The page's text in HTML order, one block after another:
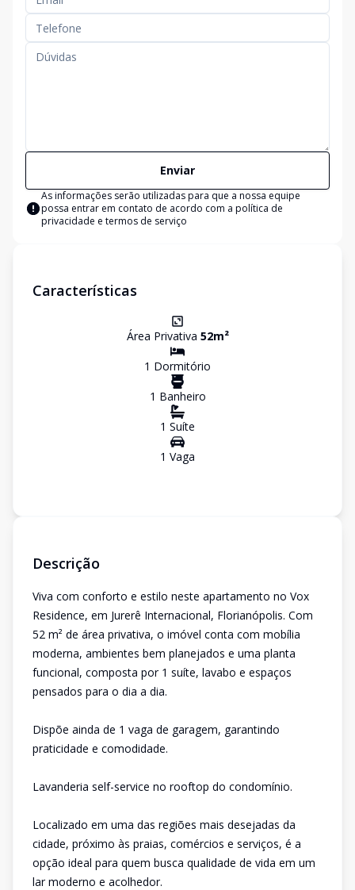
Enviar
As informações serão utilizadas para que a nossa equipe
possa entrar em contato de acordo com a política de
privacidade e termos de serviço
Características
Área Privativa 52m²
1 Dormitório
1 Banheiro
1 Suíte
1 Vaga
Descrição
Viva com conforto e estilo neste apartamento no Vox
Residence, em Jurerê Internacional, Florianópolis. Com
52 m² de área privativa, o imóvel conta com mobília
moderna, ambientes bem planejados e uma planta
funcional, composta por 1 suíte, lavabo e espaços
pensados para o dia a dia.
Dispõe ainda de 1 vaga de garagem, garantindo
praticidade e comodidade.
Lavanderia self-service no rooftop do condomínio.
Localizado em uma das regiões mais desejadas da
cidade, próximo às praias, comércios e serviços, é a
opção ideal para quem busca qualidade de vida em um
lar moderno e acolhedor.